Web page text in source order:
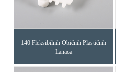
140 Fleksibilnih Običnih Plastičnih
Lanaca